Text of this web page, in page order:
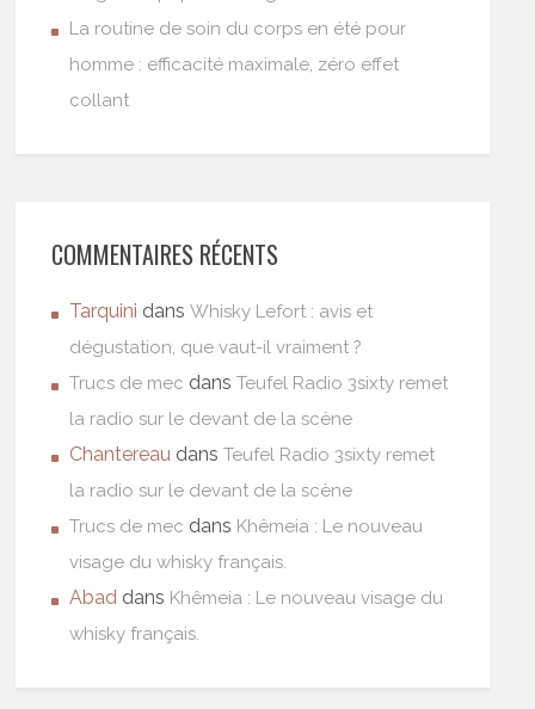
La routine de soin du corps en été pour
homme : efficacité maximale, zéro effet
collant
COMMENTAIRES RÉCENTS
Tarquini dansWhisky Lefort : avis et
dégustation, que vaut-il vraiment ?
Trucs de mec dansTeufel Radio 3sixty remet
la radio sur le devant de la scène
Chantereau dansTeufel Radio 3sixty remet
la radio sur le devant de la scène
Trucs de mec dans Khêmeia : Le nouveau
visage du whisky français.
Abad dans Khêmeia : Le nouveau visage du
whisky français.